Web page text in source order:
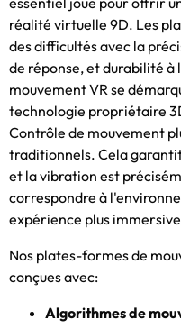
réalité virtuelle 9D. Les
des difficultés avec la
de réponse, et durabilité
mouvement VR se
technologie propriétaire
Contrôle de mouvement
traditionnels. Cela
et la vibration est
correspondre à
expérience plus
Nos plates-formes de
conçues avec:
Algorithmes de